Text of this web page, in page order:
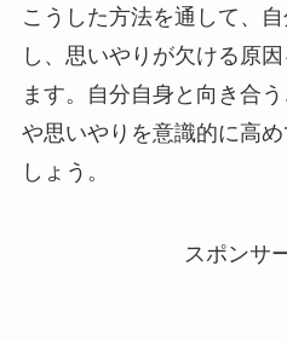
こうした方法を通して、
し、思いやりが欠ける原
ます。自分自身と向き合
や思いやりを意識的に高
しょう。
スポンサ